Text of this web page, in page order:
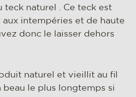
teck naturel . Ce teck est
aux intempéries et de haute
donc le laisser dehors
naturel et vieillit au fil
beau le plus longtemps si